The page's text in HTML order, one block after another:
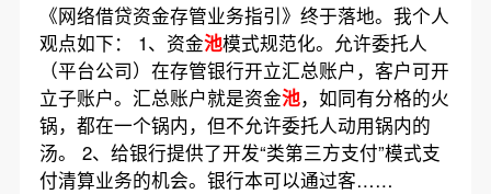
《网络借贷资金存管业务指引》终于落地。我个人
观点如下： 1、资金池模式规范化。允许委托人
（平台公司）在存管银行开立汇总账户，客户可开
立子账户。汇总账户就是资金池，如同有分格的火
锅，都在一个锅内，但不允许委托人动用锅内的
汤。 2、给银行提供了开发“类第三方支付”模式支
付清算业务的机会。银行本可以通过客……